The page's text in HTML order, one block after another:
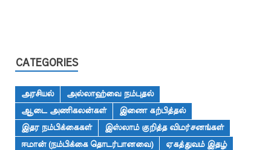
CATEGORIES
அரசியல்
அல்லாஹ்வை நம்புதல்
ஆடை அணிகலன்கள்
இணை கற்பித்தல்
இதர நம்பிக்கைகள்
இஸ்லாம் குறித்த விமர்சனங்கள்
ஈமான் (நம்பிக்கை தொடர்பானவை)
ஏகத்துவம் இதழ்